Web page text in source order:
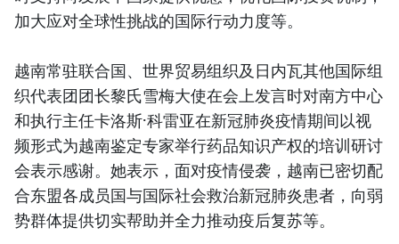
加大应对全球性挑战的国际行动力度等。
越南常驻联合国、世界贸易组织及日内瓦其他国际组
织代表团团长黎氏雪梅大使在会上发言时对南方中心
和执行主任卡洛斯·科雷亚在新冠肺炎疫情期间以视
频形式为越南鉴定专家举行药品知识产权的培训研讨
会表示感谢。她表示，面对疫情侵袭，越南已密切配
合东盟各成员国与国际社会救治新冠肺炎患者，向弱
势群体提供切实帮助并全力推动疫后复苏等。